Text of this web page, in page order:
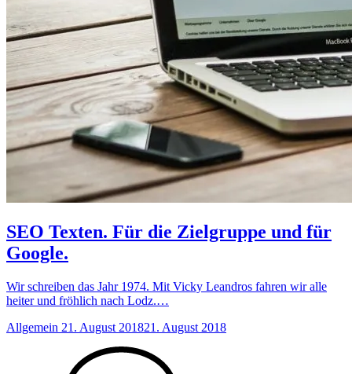
SEO Texten. Für die Zielgruppe und für
Google.
Wir schreiben das Jahr 1974. Mit Vicky Leandros fahren wir alle
heiter und fröhlich nach Lodz.…
Allgemein 21. August 201821. August 2018Anzahl